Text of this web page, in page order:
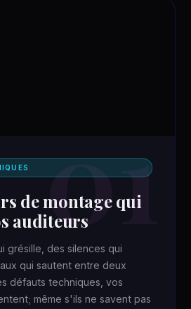
01
de montage qui
auditeurs
grésille, des silences qui
qui sautent entre deux
défauts techniques, vos
même s'ils ne savent pas